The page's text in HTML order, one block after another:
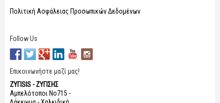
Πολιτική Ασφάλειας Προσωπικών Δεδομένων
Follow Us
Επικοινωνήστε μαζί μας!
ΖΥΓISIS - ΖΥΓΙΣΗΣ
Αμπελότοποι Νο715 -